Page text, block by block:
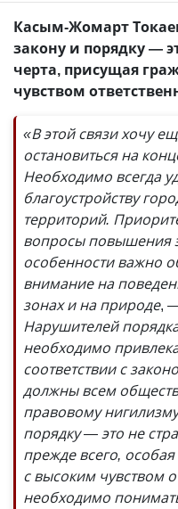
Касым-Жомарт
закону и порядку —
черта, присущая
чувством
«В этой связи хочу
остановиться на
Необходимо всегда
благоустройству
территорий.
вопросы повышения
особенности важно
внимание на
зонах и на природе,
Нарушителей
необходимо
соответствии с
должны всем
правовому
порядку — это не
прежде всего,
с высоким чувством
необходимо